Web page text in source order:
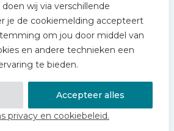
wij via verschillende
je de cookiemelding accepteert
om jou door middel van
en andere technieken een
te bieden.
Accepteer alles
privacy en cookiebeleid.